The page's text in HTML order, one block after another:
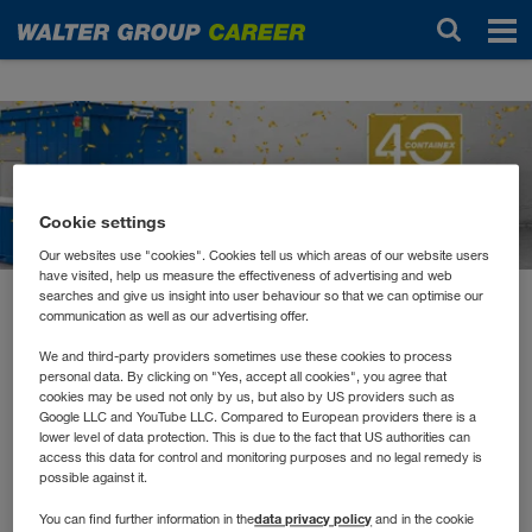
News
40 Jahre CONTAINEX
Der Weg der CONTAINEX zu Europas führendem Anbieter
mobiler Raumsysteme ist einzigartig! Im Jahr 1981 wurde
bei LKW WALTER eine Abteilung gegründet, die mit
Cookie settings
Our websites use "cookies". Cookies tell us which areas of our website users
have visited, help us measure the effectiveness of advertising and web
searches and give us insight into user behaviour so that we can optimise our
communication as well as our advertising offer.
We and third-party providers sometimes use these cookies to process
personal data. By clicking on "Yes, accept all cookies", you agree that
cookies may be used not only by us, but also by US providers such as
Google LLC and YouTube LLC. Compared to European providers there is a
lower level of data protection. This is due to the fact that US authorities can
access this data for control and monitoring purposes and no legal remedy is
possible against it.
You can find further information in thedata privacy policy and in the cookie